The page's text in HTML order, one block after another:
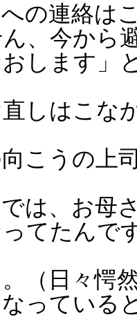
の連絡は
ん、今から
します」
しはこな
こうの上
では、お母
てたんで
（日々愕
っている